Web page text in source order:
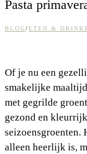
Pasta
BLOG/ETEN &
Of je nu een gezellig diner voor vrienden organiseert of een
smakelijke
met gegrilde
gezond en
seizoensgroenten.
alleen heerlijk is,